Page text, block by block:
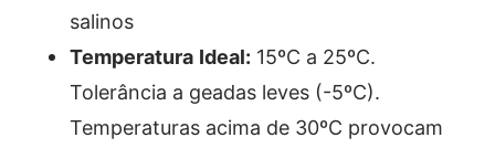
salinos
Temperatura Ideal: 15ºC a 25ºC.
Tolerância a geadas leves (-5ºC).
Temperaturas acima de 30ºC provocam